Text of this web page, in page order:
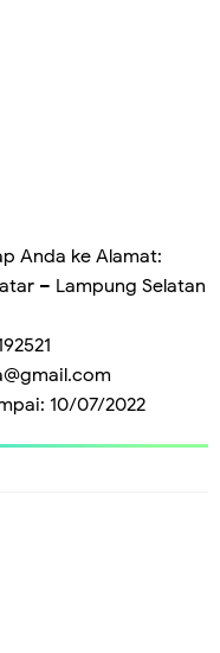
Anda ke Alamat:
– Lampung Selatan
: 10/07/2022